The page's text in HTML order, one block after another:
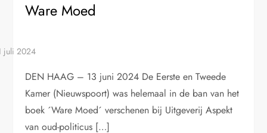
Ware Moed
DEN HAAG – 13 juni 2024 De Eerste en Tweede
Kamer (Nieuwspoort) was helemaal in de ban van het
boek ´Ware Moed´ verschenen bij Uitgeverij Aspekt
van oud-politicus […]